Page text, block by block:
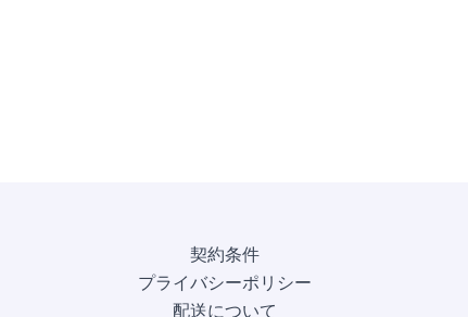
契約条件
プライバシーポリシー
配送について